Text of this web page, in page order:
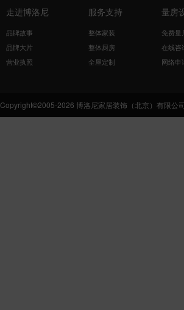
走进博洛尼
品牌故事
品牌大片
营业执照
服务支持
整体家装
整体厨房
全屋定制
量房
免费量
在线咨
网络申
Copyright©2005-2026 博洛尼家居装饰（北京）有限公